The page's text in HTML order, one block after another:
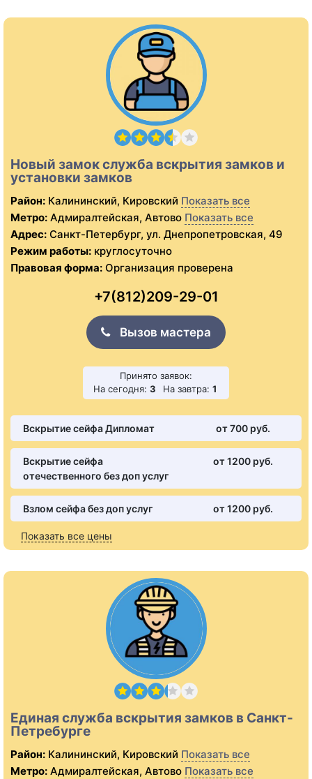
Новый замок служба вскрытия замков и
установки замков
Район: Калининский, Кировский Показать все
Метро: Адмиралтейская, Автово Показать все
Адрес: Санкт-Петербург, ул. Днепропетровская, 49
Режим работы: круглосуточно
Правовая форма: Организация проверена
+7(812)209-29-01
Вызов мастера
Принято заявок:
На сегодня: 3 На завтра: 1
Вскрытие сейфа Дипломат от 700 pуб.
Вскрытие сейфа
отечественного без доп услуг
от 1200 pуб.
Взлом сейфа без доп услуг от 1200 pуб.
Показать все цены
Единая служба вскрытия замков в Санкт-
Петребурге
Район: Калининский, Кировский Показать все
Метро: Адмиралтейская, Автово Показать все